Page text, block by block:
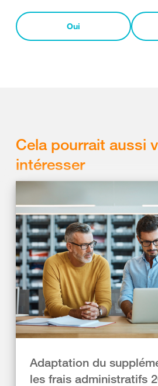
Oui
Cela pourrait aussi
intéresser
Adaptation du
les frais administratifs